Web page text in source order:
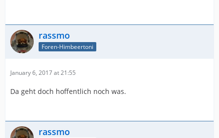
rassmo
Foren-Himbeertoni
January 6, 2017 at 21:55
Da geht doch hoffentlich noch was.
rassmo